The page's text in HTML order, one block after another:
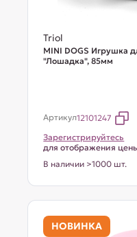
Triol
MINI DOGS Игрушка
"Лошадка", 85мм
Артикул12101247
Зарегистрируйтесь
для отображения
В наличии >1000 шт.
НОВИНКА